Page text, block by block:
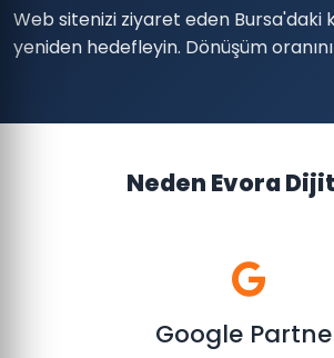
Web sitenizi ziyaret eden Bursa'daki
yeniden hedefleyin. Dönüşüm
Neden Evora
Google